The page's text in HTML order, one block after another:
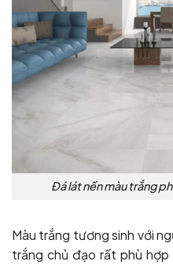
Đá lát nền màu trắng
Màu trắng tương sinh với
trắng chủ đạo rất phù hợp